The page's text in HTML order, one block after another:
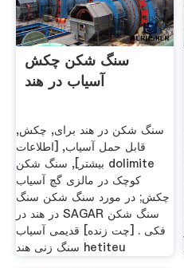
سنگ شکن چکش
آسیاب در هند
سنگ شکن در هند برای, چکش,
قابل حمل آسیاب, [اطلاعات
بیشتر], سنگ شکن dolimite
کوچک در مالزی گچ آسیاب
چکش; در مورد سنگ شکن سنگ
در هند در SAGAR سنگ شکن
فکی . [چت زنده] قدیمی آسیاب
سنگ زنی هند hetiteu